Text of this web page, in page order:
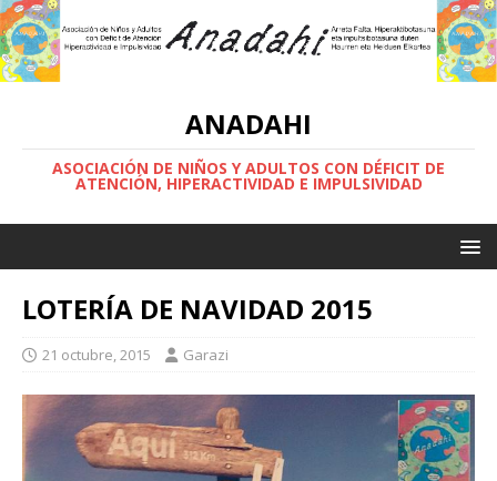
ANADAHI
ASOCIACIÓN DE NIÑOS Y ADULTOS CON DÉFICIT DE
ATENCIÓN, HIPERACTIVIDAD E IMPULSIVIDAD
LOTERÍA DE NAVIDAD 2015
21 octubre, 2015 Garazi